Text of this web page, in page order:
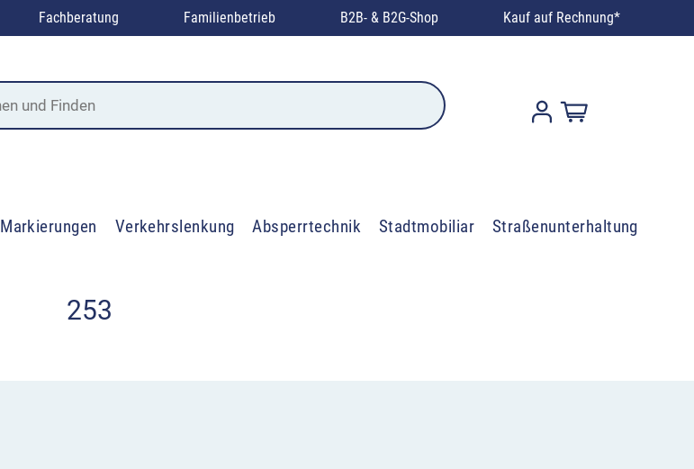
Fachberatung Familienbetrieb B2B- & B2G-Shop Kauf auf Rechnung*
Markierungen Verkehrslenkung Absperrtechnik Stadtmobiliar Straßenunterhaltung
253